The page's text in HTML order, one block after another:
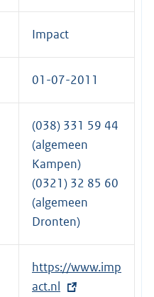
Impact
01-07-2011
(038) 331 59 44
(algemeen
Kampen)
(0321) 32 85 60
(algemeen
Dronten)
E
x
https://www.imp
act.nl